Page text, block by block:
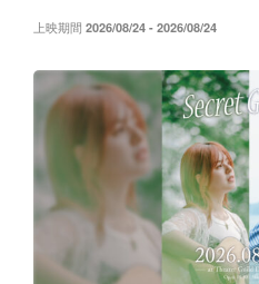
上映期間 2026/08/24 - 2026/08/24